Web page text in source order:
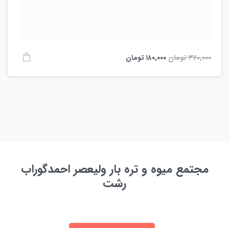
۳۶۰,۰۰۰تومان۱۸۰,۰۰۰ تومان
مجتمع میوه و تره بار ولیعصر احمدگوراب
رشت